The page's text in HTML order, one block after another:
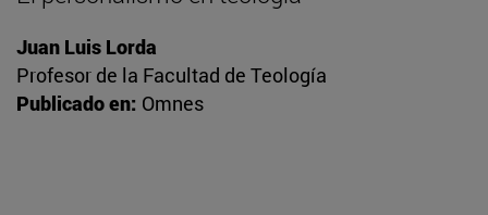
Juan Luis Lorda
Profesor de la Facultad de Teología
Publicado en: Omnes